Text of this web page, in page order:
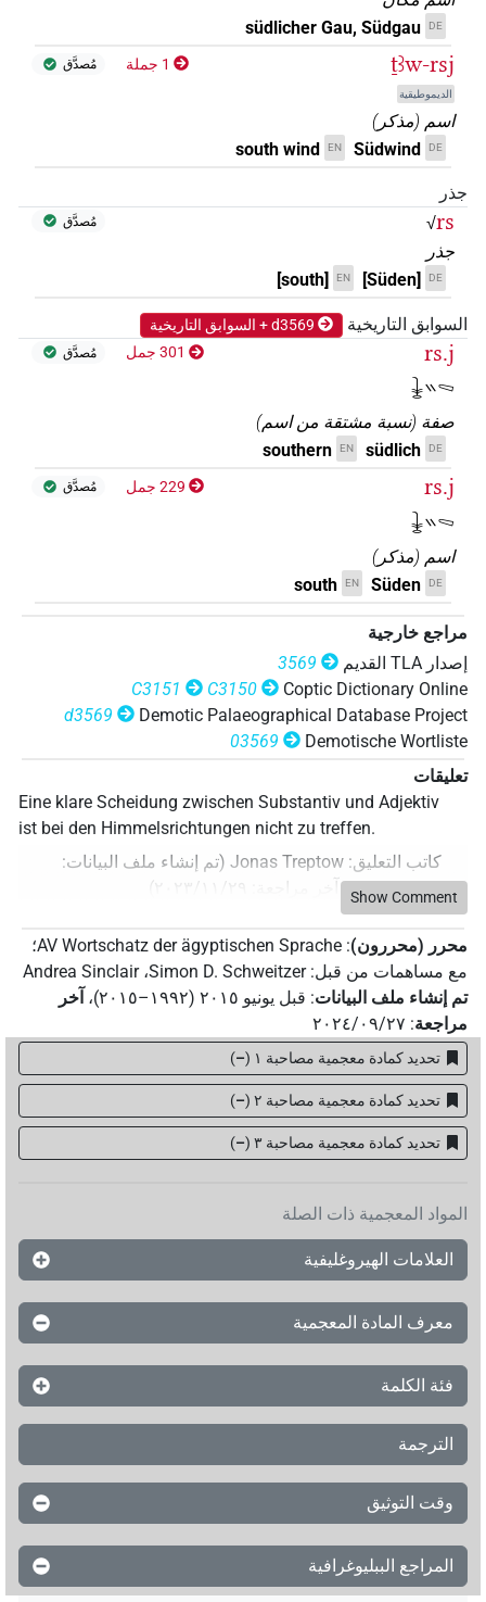
DE
südlicher Gau, Südgau
ṯꜣw-rsj
الديموطيقية
1 جملة مُصدَّق
اسم (مذكر)
DE
Südwind
EN
south wind
جذر
√rs مُصدَّق
جذر
DE
[Süden]
EN
[south]
السوابق التاريخية d3569 + السوابق التاريخية
rs.j
𓇔𓏭𓈅
301 جمل مُصدَّق
صفة (نسبة مشتقة من اسم)
DE
südlich
EN
southern
rs.j
𓇔𓏭𓈅
229 جمل مُصدَّق
اسم (مذكر)
DE
Süden
EN
south
مراجع خارجية
إصدار‏ ‏TLA‏ القديم
3569
Coptic Dictionary Online
C3150
C3151
Demotic Palaeographical Database Project
d3569
Demotische Wortliste
03569
تعليقات
Eine klare Scheidung zwischen Substantiv und Adjektiv
ist bei den Himmelsrichtungen nicht zu treffen.
كاتب التعليق:
Jonas Treptow
(تم إنشاء ملف البيانات:
٢٠٢٣/١١/٢٩، ٢٠٢٣/١١/٢٩ Show Comment
محرر (محررون):
AV Wortschatz der ägyptischen Sprache؛
مع مساهمات من قبل:
Simon D. Schweitzer،Andrea Sinclair
تم إنشاء ملف البيانات: قبل يونيو ۲۰۱٥ (۱۹۹۲–۲۰۱٥) ، آخر
مراجعة: ٢٠٢٤/٠٩/٢٧
تحديد كمادة معجمية مصاحبة ١ –
)
تحديد كمادة معجمية مصاحبة ٢ –
)
تحديد كمادة معجمية مصاحبة ۳ –
)
المواد المعجمية ذات الصلة
العلامات الهيروغليفية
معرف المادة المعجمية
فئة الكلمة
الترجمة
وقت التوثيق
المراجع الببليوغرافية